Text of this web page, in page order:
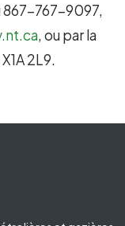
867-767-9097,
, ou par la
2L9.